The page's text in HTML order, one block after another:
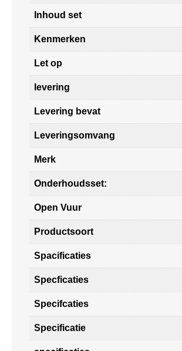
Inhoud set
Kenmerken
Let op
levering
Levering bevat
Leveringsomvang
Merk
Onderhoudsset:
Open Vuur
Productsoort
Spacificaties
Specficaties
Specifcaties
Specificatie